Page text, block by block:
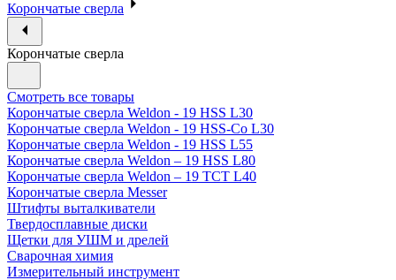
Корончатые сверла
Корончатые сверла
Смотреть все товары
Корончатые сверла Weldon - 19 HSS L30
Корончатые сверла Weldon - 19 HSS-Co L30
Корончатые сверла Weldon - 19 HSS L55
Корончатые сверла Weldon – 19 HSS L80
Корончатые сверла Weldon – 19 TCT L40
Корончатые сверла Messer
Штифты выталкиватели
Твердосплавные диски
Щетки для УШМ и дрелей
Сварочная химия
Измерительный инструмент